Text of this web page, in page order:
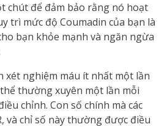
chút để đảm bảo rằng nó hoạt
trì mức độ Coumadin của bạn là
bạn khỏe mạnh và ngăn ngừa
xét nghiệm máu ít nhất một lần
thường xuyên một lần mỗi
chỉnh. Con số chính mà các
và chỉ số này thường được điều